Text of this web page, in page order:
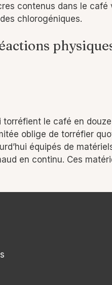
contenus dans le café
chlorogéniques.
le café en
oblige de torréfier
équipés de
en continu. Ces